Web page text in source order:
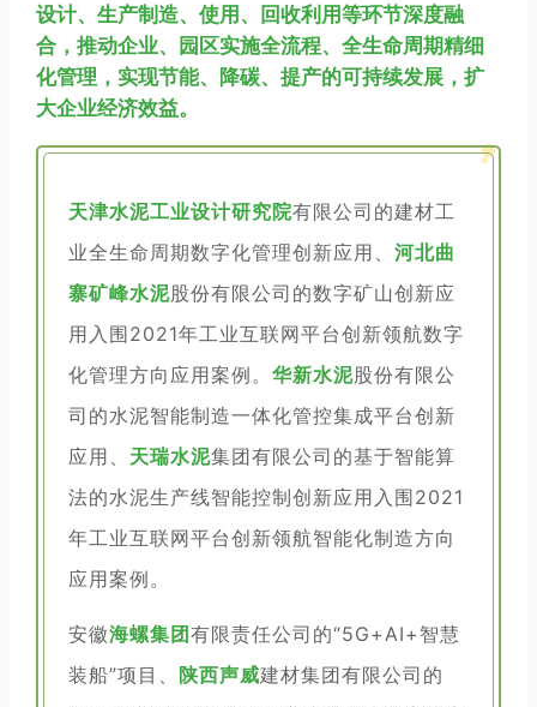
设计、生产制造、使用、回收利用等环节深度融
合，推动企业、园区实施全流程、全生命周期精细
化管理，实现节能、降碳、提产的可持续发展，扩
大企业经济效益。
天津水泥工业设计研究院有限公司的建材工
业全生命周期数字化管理创新应用、河北曲
寨矿峰水泥股份有限公司的数字矿山创新应
用入围2021年工业互联网平台创新领航数字
化管理方向应用案例。华新水泥股份有限公
司的水泥智能制造一体化管控集成平台创新
应用、 天瑞水泥集团有限公司的基于智能算
法的水泥生产线智能控制创新应用入围2021
年工业互联网平台创新领航智能化制造方向
应用案例。
安徽海螺集团有限责任公司的“5G+AI+智慧
装船”项目、 陕西声威建材集团有限公司的